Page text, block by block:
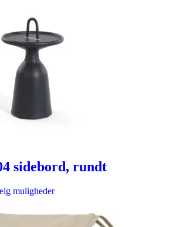
sidebord, rundt
muligheder